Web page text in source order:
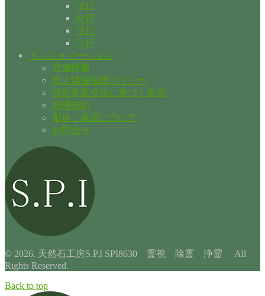
マ行
ヤ行
ラ行
ワ行
インフォメーション
店舗情報
個人情報保護ポリシー
特定商取引法に基づく表示
利用規約
配送・返品について
お問合せ
© 2026. 天然石工房S.P.I SPI8630 霊視 除霊 浄霊 All
Rights Reserved.
Back to top